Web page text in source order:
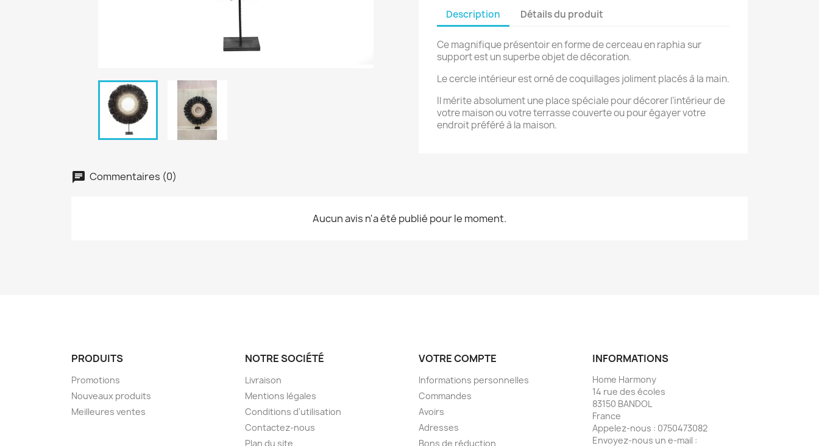
Description Détails du produit
Ce magnifique présentoir en forme de cerceau en raphia sur
support est un superbe objet de décoration.
Le cercle intérieur est orné de coquillages joliment placés à la main.
Il mérite absolument une place spéciale pour décorer l’intérieur de
votre maison ou votre terrasse couverte ou pour égayer votre
endroit préféré à la maison.
Commentaires (0)
Aucun avis n'a été publié pour le moment.
PRODUITS
Promotions
Nouveaux produits
Meilleures ventes
NOTRE SOCIÉTÉ
Livraison
Mentions légales
Conditions d'utilisation
Contactez-nous
Plan du site
VOTRE COMPTE
Informations personnelles
Commandes
Avoirs
Adresses
Bons de réduction
INFORMATIONS
Home Harmony
14 rue des écoles
83150 BANDOL
France
Appelez-nous : 0750473082
Envoyez-nous un e-mail :